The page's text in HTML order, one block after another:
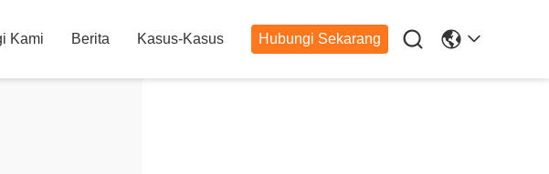
Kami Berita Kasus-Kasus Hubungi Sekarang 